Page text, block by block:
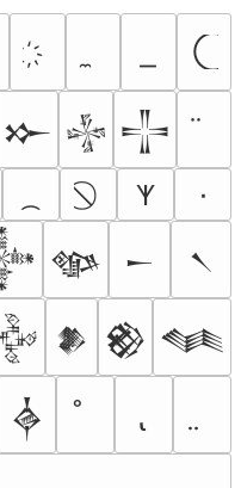
𒁍 𒈔 𒋲
𐊵
٠
𒀲 𒀸 𒀹
𒆎 𒆙 𒈝
𒎓